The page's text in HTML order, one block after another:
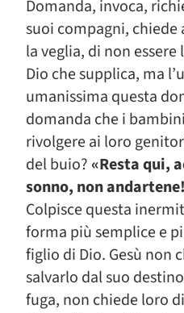
Domanda, invoca,
suoi compagni,
la veglia, di non
Dio che supplica, ma
umanissima questa
domanda che i
rivolgere ai loro
del buio? «Resta qui,
sonno, non
Colpisce questa
forma più semplice e
figlio di Dio. Gesù non
salvarlo dal suo
fuga, non chiede loro